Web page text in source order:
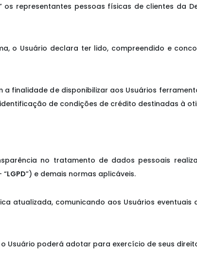
os representantes pessoas físicas de clientes da
o Usuário declara ter lido, compreendido e
a finalidade de disponibilizar aos Usuários
de condições de crédito destinadas à
no tratamento de dados pessoais
“LGPD”) e demais normas aplicáveis.
atualizada, comunicando aos Usuários
Usuário poderá adotar para exercício de seus